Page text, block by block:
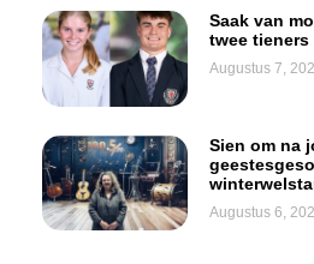
Saak van
twee
Augustus 7,
Sien om na
Augustus 6,